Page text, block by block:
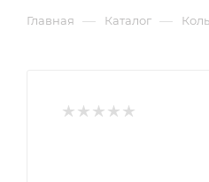
Главная — Каталог —